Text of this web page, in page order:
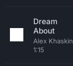
Dream
About
Alex Khaskin
1:15